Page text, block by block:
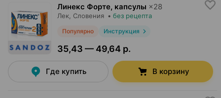
Линекс Форте, капсулы ×28
Лек , Словения • без рецепта
Популярно Инструкция
35,43 — 49,64 р.
Где купить В корзину